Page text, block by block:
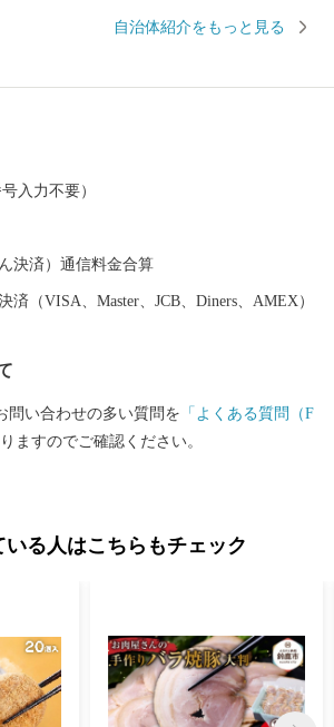
も色濃く残り、地域の人々を結ぶ懸け橋と
として活用して、「住みたいまち 住み続
自治体紹介をもっと見る
入力不要）
決済）通信料金合算
済（VISA、Master、JCB、Diners、AMEX）
問い合わせの多い質問を 「よくある質問（F
ますのでご確認ください。
る人はこちらもチェック